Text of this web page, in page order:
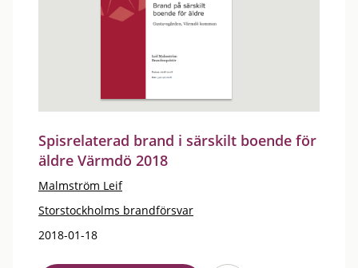
Spisrelaterad brand i särskilt boende för
äldre Värmdö 2018
Malmström Leif
Storstockholms brandförsvar
2018-01-18